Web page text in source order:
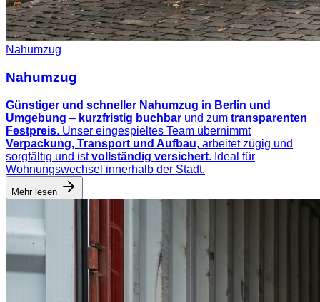
Nahumzug
Nahumzug
Günstiger und schneller Nahumzug in Berlin und
Umgebung – kurzfristig buchbar und zum transparenten
Festpreis. Unser eingespieltes Team übernimmt
Verpackung, Transport und Aufbau, arbeitet zügig und
sorgfältig und istvollständig versichert. Ideal für
Wohnungswechsel innerhalb der Stadt.
Mehr lesen